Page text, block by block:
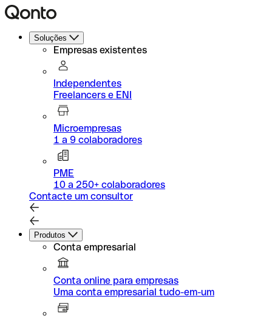
Soluções
Empresas existentes
Independentes
Freelancers e ENI
Microempresas
1 a 9 colaboradores
PME
10 a 250+ colaboradores
Contacte um consultor
Produtos
Conta empresarial
Conta online para empresas
Uma conta empresarial tudo-em-um